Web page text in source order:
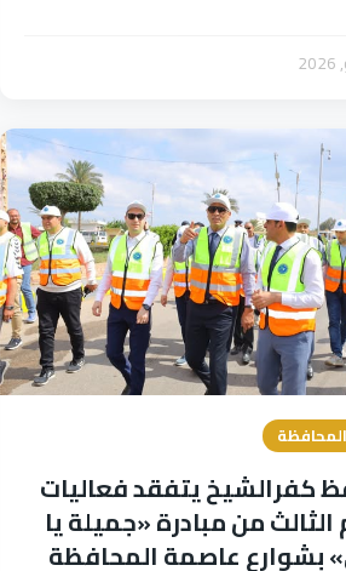
المحافظة
كفرالشيخ يتفقد فعاليات
الثالث من مبادرة «جميلة يا
بشوارع عاصمة المحافظة